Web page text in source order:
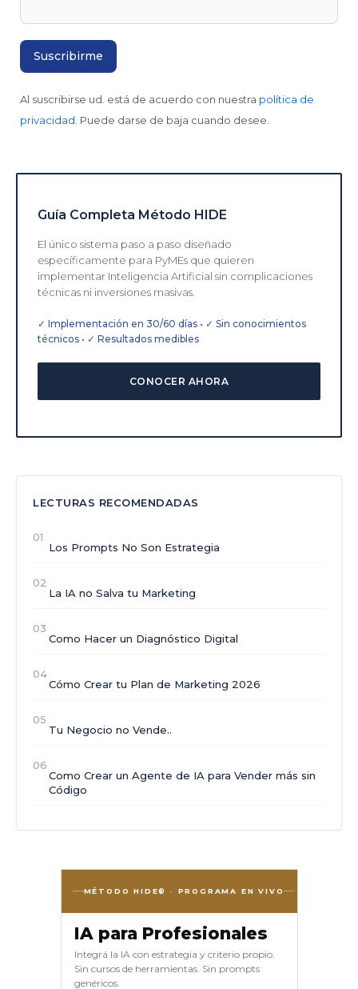
Al suscribirse ud. está de acuerdo con nuestra política de
privacidad . Puede darse de baja cuando desee.
Guía Completa Método HIDE
El único sistema paso a paso diseñado
específicamente para PyMEs que quieren
implementar Inteligencia Artificial sin complicaciones
técnicas ni inversiones masivas.
✓ Implementación en 30/60 días • ✓ Sin conocimientos
técnicos • ✓ Resultados medibles
CONOCER AHORA
LECTURAS RECOMENDADAS
01
Los Prompts No Son Estrategia
02
La IA no Salva tu Marketing
03
Como Hacer un Diagnóstico Digital
04
Cómo Crear tu Plan de Marketing 2026
05
Tu Negocio no Vende..
06
Como Crear un Agente de IA para Vender más sin
Código
MÉTODO HIDE® · PROGRAMA EN VIVO
IA para Profesionales
Integrá la IA con estrategia y criterio propio.
Sin cursos de herramientas. Sin prompts
genéricos.